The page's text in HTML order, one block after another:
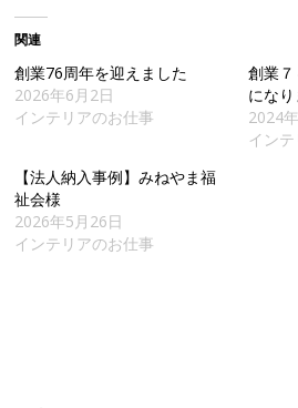
関連
創業76周年を迎えました
2026年6月2日
インテリアのお仕事
創業
にな
2024
イン
【法人納入事例】みねやま福
祉会様
2026年5月26日
インテリアのお仕事